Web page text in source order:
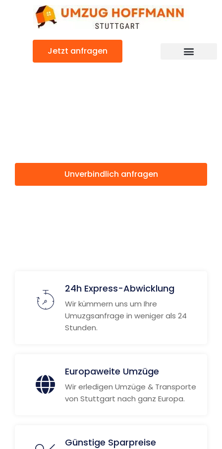
Jetzt anfragen
Unverbindlich anfragen
24h Express-Abwicklung
Wir kümmern uns um Ihre
Umuzgsanfrage in weniger als 24
Stunden.
Europaweite Umzüge
Wir erledigen Umzüge & Transporte
von Stuttgart nach ganz Europa.
Günstige Sparpreise